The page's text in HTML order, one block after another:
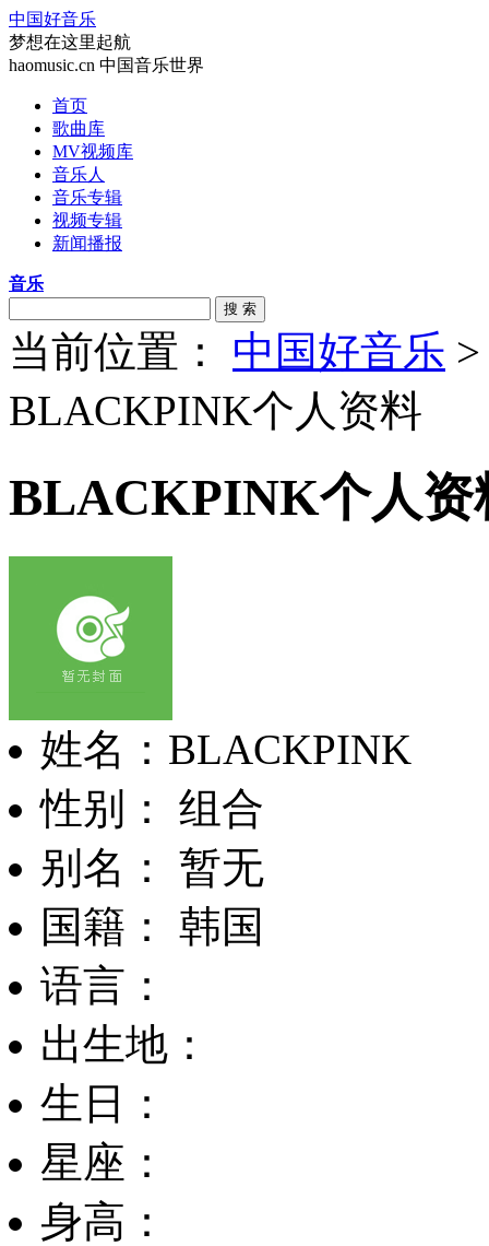
中国好音乐
梦想在这里起航
haomusic.cn 中国音乐世界
首页
歌曲库
MV视频库
音乐人
音乐专辑
视频专辑
新闻播报
音乐
搜 索
当前位置： 中国好音乐
BLACKPINK个人资料
BLACKPINK个人资
姓名：BLACKPINK
性别： 组合
别名： 暂无
国籍： 韩国
语言：
出生地：
生日：
星座：
身高：